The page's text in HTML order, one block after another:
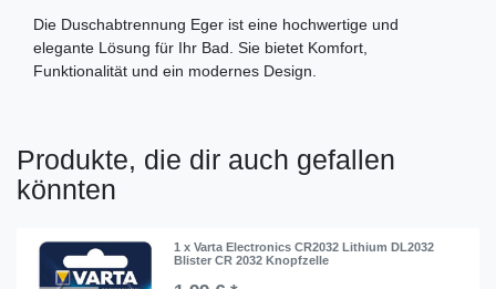
Die Duschabtrennung Eger ist eine hochwertige und
elegante Lösung für Ihr Bad. Sie bietet Komfort,
Funktionalität und ein modernes Design.
Produkte, die dir auch gefallen
könnten
1 x Varta Electronics CR2032 Lithium DL2032
Blister CR 2032 Knopfzelle